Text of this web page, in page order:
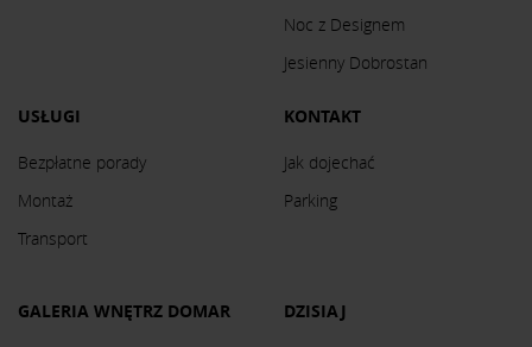
Noc z Designem
Jesienny Dobrostan
USŁUGI
Bezpłatne porady
Montaż
Transport
KONTAKT
Jak dojechać
Parking
GALERIA WNĘTRZ DOMAR
DZISIAJ